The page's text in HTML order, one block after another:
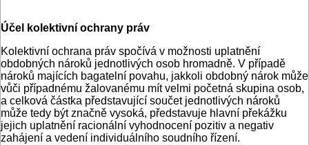
Účel kolektivní ochrany práv
Kolektivní ochrana práv spočívá v možnosti uplatnění
obdobných nároků jednotlivých osob hromadně. V případě
nároků majících bagatelní povahu, jakkoli obdobný nárok může
vůči případnému žalovanému mít velmi početná skupina osob,
a celková částka představující součet jednotlivých nároků
může tedy být značně vysoká, představuje hlavní překážku
jejich uplatnění racionální vyhodnocení pozitiv a negativ
zahájení a vedení individuálního soudního řízení.